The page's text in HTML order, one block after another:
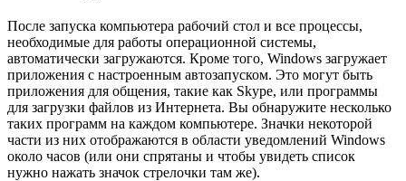
После запуска компьютера рабочий стол и все процессы,
необходимые для работы операционной системы,
автоматически загружаются. Кроме того, Windows загружает
приложения с настроенным автозапуском. Это могут быть
приложения для общения, такие как Skype, или программы
для загрузки файлов из Интернета. Вы обнаружите несколько
таких программ на каждом компьютере. Значки некоторой
части из них отображаются в области уведомлений Windows
около часов (или они спрятаны и чтобы увидеть список
нужно нажать значок стрелочки там же).